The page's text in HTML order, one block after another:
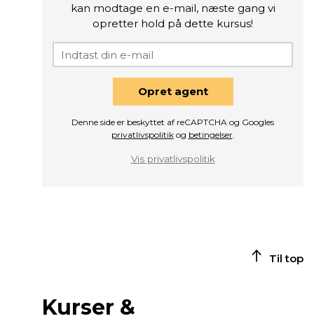
kan modtage en e-mail, næste gang vi
opretter hold på dette kursus!
Opret agent
Denne side er beskyttet af reCAPTCHA og Googles
privatlivspolitikog betingelser.
Vis privatlivspolitik
Til top
Kurser &